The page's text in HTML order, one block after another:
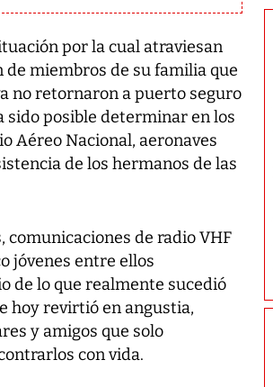
por la cual atraviesan
miembros de su familia que
no retornaron a puerto seguro
sido posible determinar en los
Aéreo Nacional, aeronaves
de los hermanos de las
de radio VHF
jóvenes entre ellos
de lo que realmente sucedió
hoy revirtió en angustia,
y amigos que solo
con vida.